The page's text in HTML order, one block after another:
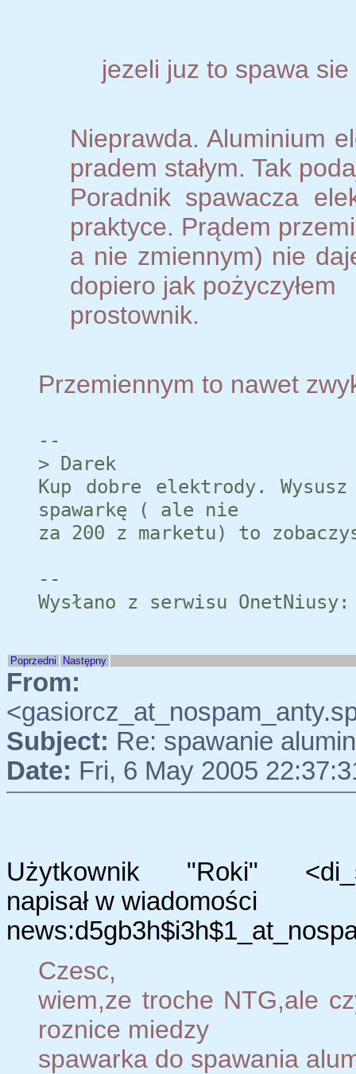
jezeli juz to spawa
Nieprawda. Aluminium
pradem stałym. Tak
Poradnik spawacza
praktyce. Prądem
a nie zmiennym) nie
dopiero jak pożyczyłem
prostownik.
Przemiennym to nawet
--
> Darek
Kup dobre elektrody.
spawarkę ( ale nie
za 200 z marketu) to
--
Wysłano z serwisu
Poprzedni Następny
From:
Subject: Re: spawanie
Date: Fri, 6 May 2005
Użytkownik "Roki"
napisał w wiadomości
Czesc,
wiem,ze troche NTG,ale
roznice miedzy
spawarka do spawania